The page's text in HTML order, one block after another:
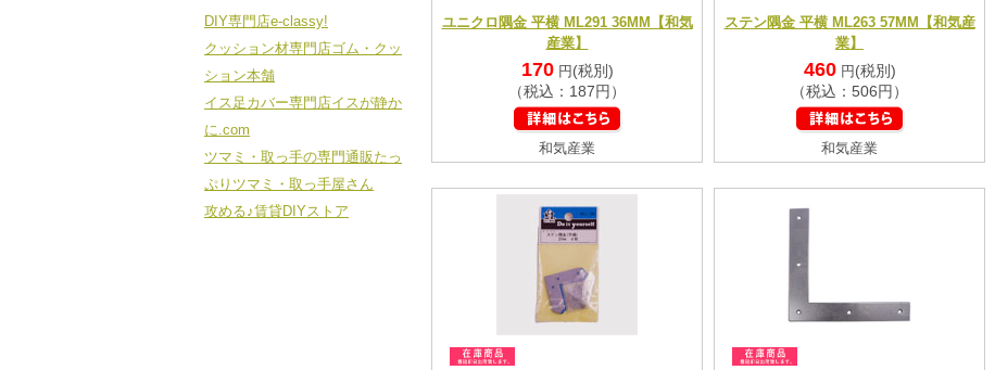
DIY専門店e-classy!
クッション材専門店ゴム・クッ
ション本舗
イス足カバー専門店イスが静か
に.com
ツマミ・取っ手の専門通販たっ
ぷりツマミ・取っ手屋さん
攻める♪賃貸DIYストア
ユニクロ隅金 平横 ML291 36MM【和気
産業】
170円 (税別)
（税込：187円）
和気産業
ステン隅金 平横 ML263 57MM【和気産
業】
460円 (税別)
（税込：506円）
和気産業